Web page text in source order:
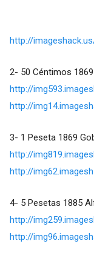
http://
2- 50 Céntimos
http://
http://
3- 1 Peseta 1869
http://
http://
4- 5 Pesetas 1885
http://
http://